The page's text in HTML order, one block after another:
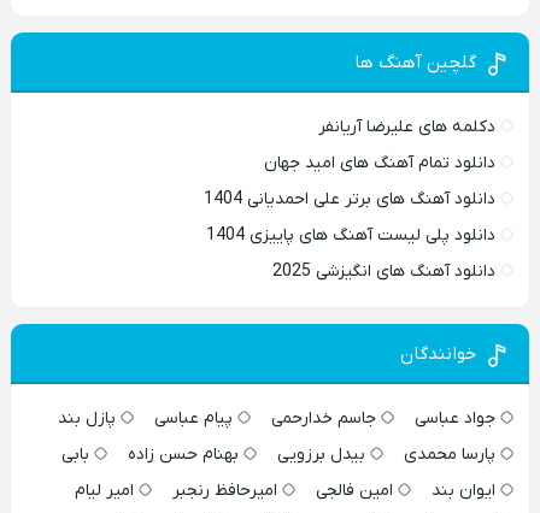
گلچین آهنگ ها
دکلمه های علیرضا آریانفر
دانلود تمام آهنگ های امید جهان
دانلود آهنگ های برتر علی احمدیانی 1404
دانلود پلی لیست آهنگ های پاییزی 1404
دانلود آهنگ های انگیزشی 2025
خوانندگان
جواد عباسی جاسم خدارحمی پیام عباسی
پازل بند
پارسا محمدی
بیدل برزویی بهنام حسن زاده
بابی
ایوان بند
امین فالجی امیرحافظ رنجبر
امیر لیام